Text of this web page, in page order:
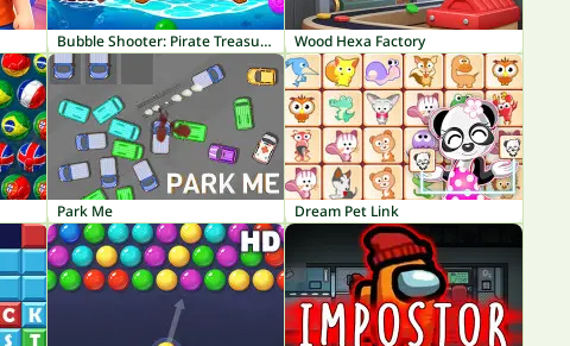
Bubble Shooter: Pirate Treasures Wood Hexa Factory
Park Me Dream Pet Link